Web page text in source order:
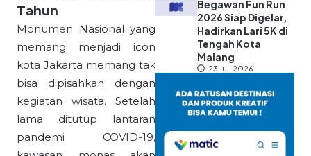
Tahun
Monumen Nasional yang
memang menjadi icon
kota Jakarta memang tak
bisa dipisahkan dengan
kegiatan wisata. Setelah
lama ditutup lantaran
pandemi COVID-19,
Begawan Fun Run
2026 Siap Digelar,
Hadirkan Lari 5K di
Tengah Kota
Malang
23 Juli 2026